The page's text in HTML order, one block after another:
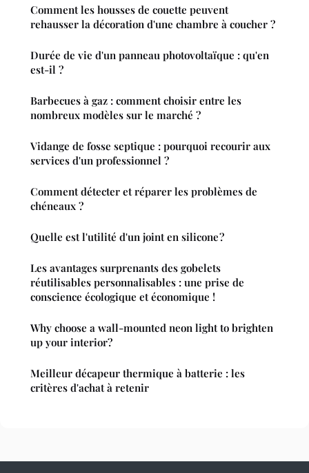
Comment les housses de couette peuvent
rehausser la décoration d'une chambre à coucher ?
Durée de vie d'un panneau photovoltaïque : qu'en
est-il ?
Barbecues à gaz : comment choisir entre les
nombreux modèles sur le marché ?
Vidange de fosse septique : pourquoi recourir aux
services d'un professionnel ?
Comment détecter et réparer les problèmes de
chéneaux ?
Quelle est l'utilité d'un joint en silicone ?
Les avantages surprenants des gobelets
réutilisables personnalisables : une prise de
conscience écologique et économique !
Why choose a wall-mounted neon light to brighten
up your interior?
Meilleur décapeur thermique à batterie : les
critères d'achat à retenir